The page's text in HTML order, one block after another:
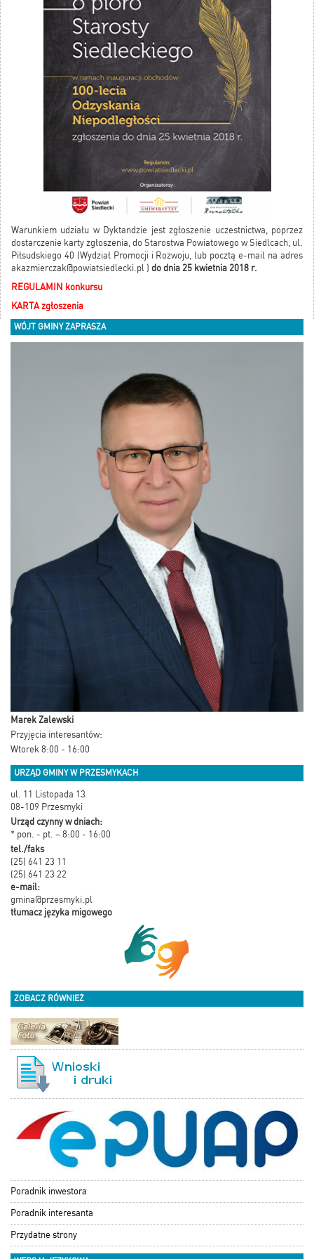
Warunkiem udziału w Dyktandzie jest zgłoszenie uczestnictwa, poprzez
dostarczenie karty zgłoszenia, do Starostwa Powiatowego w Siedlcach, ul.
Piłsudskiego 40 (Wydział Promocji i Rozwoju, lub pocztą e-mail na adres
akazmierczak@powiatsiedlecki.pl ) do dnia 25 kwietnia 2018 r.
REGULAMIN konkursu
KARTA zgłoszenia
WÓJT GMINY ZAPRASZA
Marek Zalewski
Przyjęcia interesantów:
Wtorek 8:00 - 16:00
URZĄD GMINY W PRZESMYKACH
ul. 11 Listopada 13
08-109 Przesmyki
Urząd czynny w dniach:
* pon. - pt. – 8:00 - 16:00
tel./faks
(25) 641 23 11
(25) 641 23 22
e-mail:
gmina@przesmyki.pl
tłumacz języka migowego
ZOBACZ RÓWNIEŻ
Poradnik inwestora
Poradnik interesanta
Przydatne strony